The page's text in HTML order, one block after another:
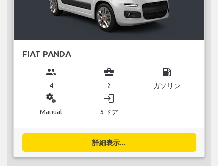
FIAT PANDA
group
4
business_center
2
local_gas_station
ガソリン
miscellaneous_services
Manual
login
5 ドア
詳細表示...